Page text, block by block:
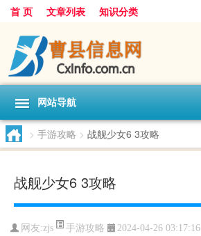
首 页 文章列表 知识分类
网站导航
> 手游攻略 > 战舰少女6 3攻略
战舰少女6 3攻略
网友:zjs 手游攻略 2024-04-26 03:17:16